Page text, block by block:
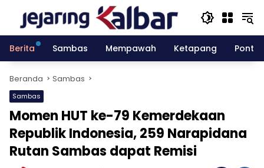
konten
Berita
Sambas Mempawah Ketapang
Beranda Sambas
Sambas
Momen HUT ke-79 Kemerdekaan
Republik Indonesia, 259 Narapidana
Rutan Sambas dapat Remisi